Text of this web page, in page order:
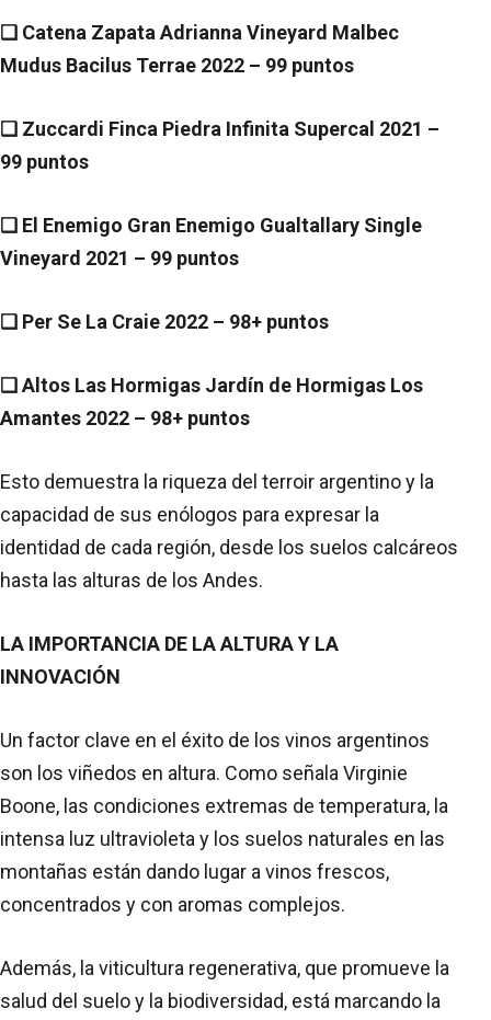
❑ Catena Zapata Adrianna Vineyard Malbec
Mudus Bacilus Terrae 2022 – 99 puntos
❑ Zuccardi Finca Piedra Infinita Supercal 2021 –
99 puntos
❑ El Enemigo Gran Enemigo Gualtallary Single
Vineyard 2021 – 99 puntos
❑ Per Se La Craie 2022 – 98+ puntos
❑ Altos Las Hormigas Jardín de Hormigas Los
Amantes 2022 – 98+ puntos
Esto demuestra la riqueza del terroir argentino y la
capacidad de sus enólogos para expresar la
identidad de cada región, desde los suelos calcáreos
hasta las alturas de los Andes.
LA IMPORTANCIA DE LA ALTURA Y LA
INNOVACIÓN
Un factor clave en el éxito de los vinos argentinos
son los viñedos en altura. Como señala Virginie
Boone, las condiciones extremas de temperatura, la
intensa luz ultravioleta y los suelos naturales en las
montañas están dando lugar a vinos frescos,
concentrados y con aromas complejos.
Además, la viticultura regenerativa, que promueve la
salud del suelo y la biodiversidad, está marcando la